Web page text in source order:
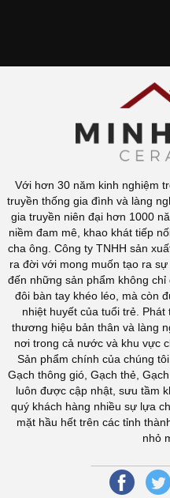
Với hơn 30 năm kinh nghiệm
truyền thống gia đình và làng
gia truyền niên đại hơn 1000
niềm đam mê, khao khát tiếp
cha ông. Công ty TNHH sản
ra đời với mong muốn tạo ra
đến những sản phẩm không
đôi bàn tay khéo léo, mà còn
nhiệt huyết của tuổi trẻ.
thương hiệu bản thân và làng
nơi trong cả nước và khu vực
Sản phẩm chính của chúng
Gạch thông gió, Gạch thẻ,
luôn được cập nhật, sưu tầm
quý khách hàng nhiều sự lựa
mặt hầu hết trên các tỉnh
nhỏ